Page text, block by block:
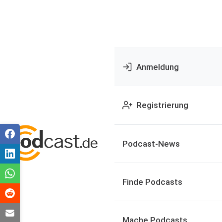
Anmeldung
Registrierung
Podcast-News
Finde Podcasts
Mache Podcasts